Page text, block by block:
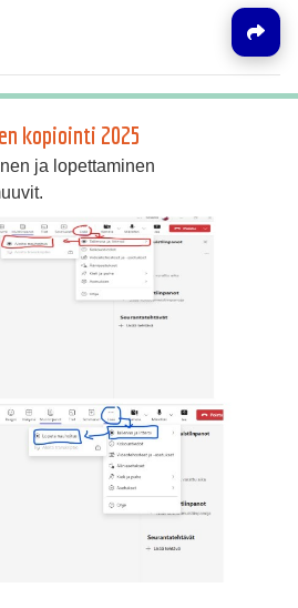
kopiointi 2025
ja lopettaminen